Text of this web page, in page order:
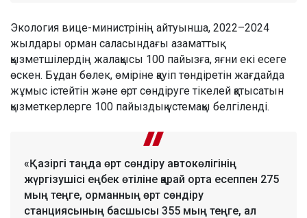
Экология вице-министрінің айтуынша, 2022–2024
жылдары орман саласындағы азаматтық
қызметшілердің жалақысы 100 пайызға, яғни екі есеге
өскен. Бұдан бөлек, өміріне қауіп төндіретін жағдайда
жұмыс істейтін және өрт сөндіруге тікелей қатысатын
қызметкерлерге 100 пайыздық үстемақы белгіленді.
«Қазіргі таңда өрт сөндіру автокөлігінің
жүргізушісі еңбек өтіліне қарай орта есеппен 275
мың теңге, орманның өрт сөндіру
станциясының басшысы 355 мың теңге, ал